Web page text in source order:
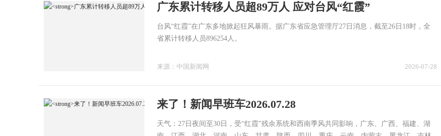
广东累计转移人员超89万人 应对台风“红霞”
台风“红霞”在广东多地掀起狂风暴雨。据广东省应急管理厅27日消息，截至26日18时，全
省累计转移人员896254人。
来源： 中国新闻网 2026-07-28
来了！新闻早班车2026.07.28
天气：27日夜间至30日，受“红霞”残余系统和西南季风共同影响，广东、广西、福建、湖